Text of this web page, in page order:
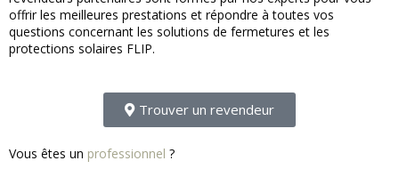
offrir les meilleures prestations et répondre à toutes vos
questions concernant les solutions de fermetures et les
protections solaires FLIP.
Trouver un revendeur
Vous êtes un professionnel ?